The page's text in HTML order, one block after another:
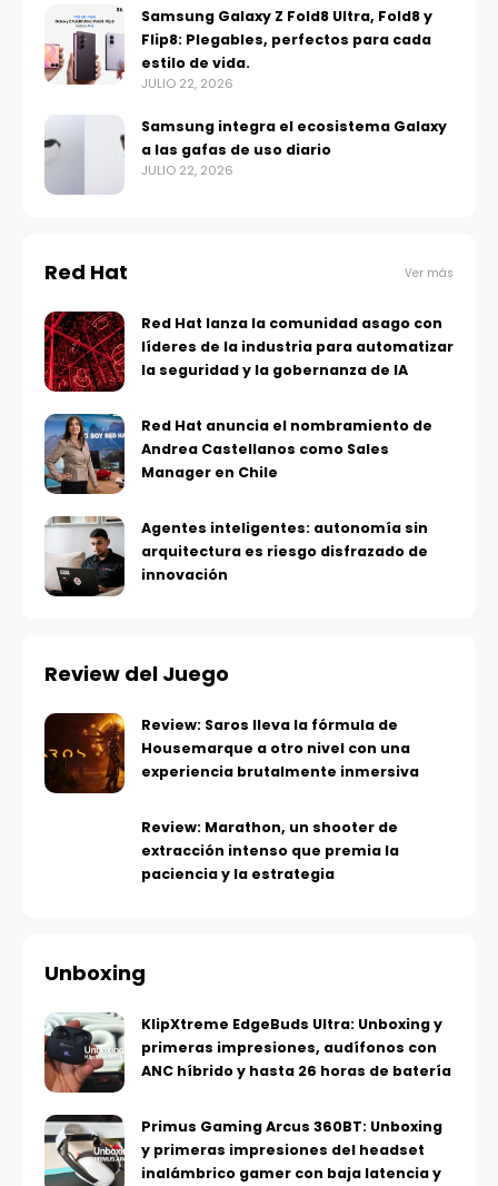
Samsung Galaxy Z Fold8 Ultra, Fold8 y
Flip8: Plegables, perfectos para cada
estilo de vida.
JULIO 22, 2026
Samsung integra el ecosistema Galaxy
a las gafas de uso diario
JULIO 22, 2026
Red Hat Ver más
Red Hat lanza la comunidad asago con
líderes de la industria para automatizar
la seguridad y la gobernanza de IA
Red Hat anuncia el nombramiento de
Andrea Castellanos como Sales
Manager en Chile
Agentes inteligentes: autonomía sin
arquitectura es riesgo disfrazado de
innovación
Review del Juego
Review: Saros lleva la fórmula de
Housemarque a otro nivel con una
experiencia brutalmente inmersiva
Review: Marathon, un shooter de
extracción intenso que premia la
paciencia y la estrategia
Unboxing
KlipXtreme EdgeBuds Ultra: Unboxing y
primeras impresiones, audífonos con
ANC híbrido y hasta 26 horas de batería
Primus Gaming Arcus 360BT: Unboxing
y primeras impresiones del headset
inalámbrico gamer con baja latencia y